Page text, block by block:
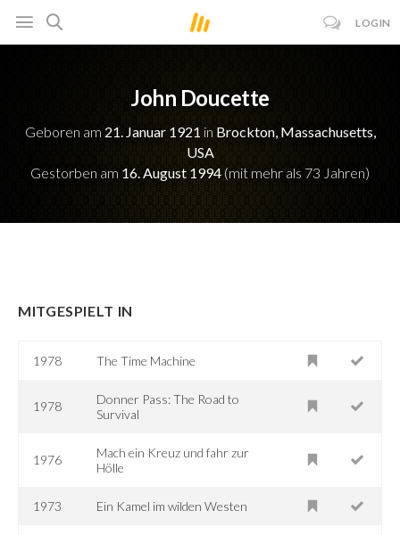
LOGIN
John Doucette
Geboren am 21. Januar 1921 in Brockton, Massachusetts,
USA
Gestorben am 16. August 1994 (mit mehr als 73 Jahren)
MITGESPIELT IN
1978 The Time Machine
1978
Donner Pass: The Road to
Survival
1976
Mach ein Kreuz und fahr zur
Hölle
1973 Ein Kamel im wilden Westen